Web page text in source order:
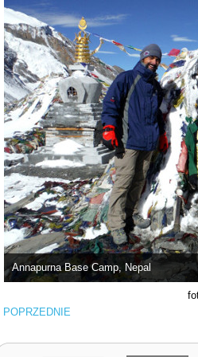
Annapurna Base Camp, Nepal
POPRZEDNIE